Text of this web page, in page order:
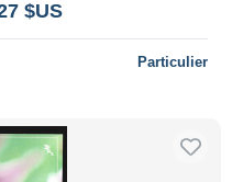
$US
Particulier